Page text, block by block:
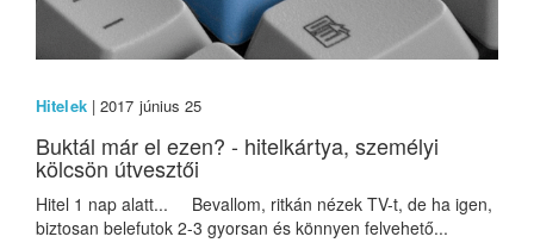
Hitelek| 2017 június 25
Buktál már el ezen? - hitelkártya, személyi
kölcsön útvesztői
Hitel 1 nap alatt... Bevallom, ritkán nézek TV-t, de ha igen,
biztosan belefutok 2-3 gyorsan és könnyen felvehető...